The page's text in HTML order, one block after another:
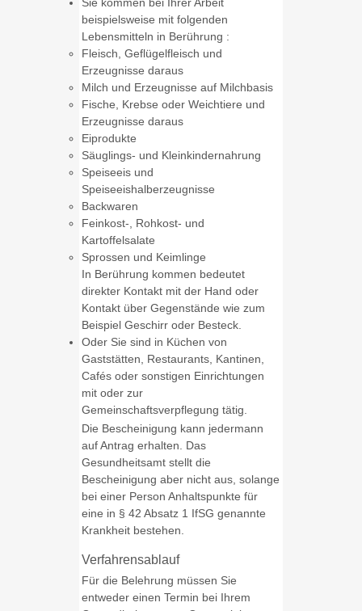
Sie kommen bei Ihrer Arbeit
beispielsweise mit folgenden
Lebensmitteln in Berührung :
Fleisch, Geflügelfleisch und
Erzeugnisse daraus
Milch und Erzeugnisse auf Milchbasis
Fische, Krebse oder Weichtiere und
Erzeugnisse daraus
Eiprodukte
Säuglings- und Kleinkindernahrung
Speiseeis und
Speiseeishalberzeugnisse
Backwaren
Feinkost-, Rohkost- und
Kartoffelsalate
Sprossen und Keimlinge
In Berührung kommen bedeutet
direkter Kontakt mit der Hand oder
Kontakt über Gegenstände wie zum
Beispiel Geschirr oder Besteck.
Oder Sie sind in Küchen von
Gaststätten, Restaurants, Kantinen,
Cafés oder sonstigen Einrichtungen
mit oder zur
Gemeinschaftsverpflegung tätig.
Die Bescheinigung kann jedermann
auf Antrag erhalten. Das
Gesundheitsamt stellt die
Bescheinigung aber nicht aus, solange
bei einer Person Anhaltspunkte für
eine in § 42 Absatz 1 IfSG genannte
Krankheit bestehen.
Verfahrensablauf
Für die Belehrung müssen Sie
entweder einen Termin bei Ihrem